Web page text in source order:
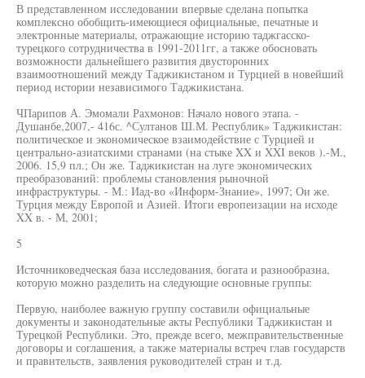
В представленном исследовании впервые сделана попытка
комплексно обобщить-имеющиеся официальные, печатные и
электронные материалы, отражающие историю таджгасско-
турецкого сотрудничества в 1991-2011гг, а также обосновать
возможности дальнейшего развития двусторонних
взаимоотношений между Таджикистаном и Турцией в новейший
период истории независимого Таджикистана.
ЧПарипов А. Эмомали Рахмонов: Начало нового этапа. -
Душанбе,2007,- 416с. ^Султанов Ш.М. Республик» Таджикистан:
политическое и экономическое взаимодействие с Турцией и
центрально-азиатскими странами (на стыке XX и XXI веков ).-М.,
2006. 15,9 пл.; Он же. Таджикистан на луге экономических
преобразований: проблемы становления рыночной
инфраструктуры. - М.: Иад-во «Информ-Знание», 1997; Ои же.
Турция между Европой и Азией. Итоги европеизации на исходе
XX в. - М, 2001;
5
Источниковедческая база исследования, богата и разнообразна,
которую можно разделить на следующие основные группы:
Первую, наиболее важную группу составили официальные
документы и законодательные акты Республики Таджикистан и
Турецкой Республики. Это, прежде всего, межправительственные
договоры и соглашения, а также материалы встреч глав государств
и правительств, заявления руководителей стран и т.д.